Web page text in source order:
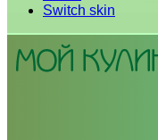
Switch skin